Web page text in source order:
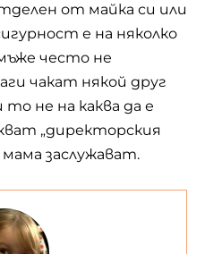
от майка си или
е на няколко
често не
чакат някой друг
не на каква да е
„директорския
заслужават.